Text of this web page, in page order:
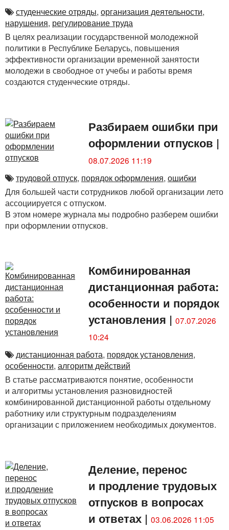
студенческие отряды, организация деятельности,
нарушения, регулирование труда
В целях реализации государственной молодежной
политики в Республике Беларусь, повышения
эффективности организации временной занятости
молодежи в свободное от учебы и работы время
создаются студенческие отряды.
Разбираем ошибки при
оформлении отпусков |
08.07.2026 11:19
трудовой отпуск, порядок оформления, ошибки
Для большей части сотрудников любой организации лето
ассоциируется с отпуском.
В этом номере журнала мы подробно разберем ошибки
при оформлении отпусков.
Комбинированная
дистанционная работа:
особенности и порядок
установления | 07.07.2026
10:24
дистанционная работа, порядок установления,
особенности, алгоритм действий
В статье рассматриваются понятие, особенности
и алгоритмы установления разновидностей
комбинированной дистанционной работы отдельному
работнику или структурным подразделениям
организации с приложением необходимых документов.
Деление, перенос
и продление трудовых
отпусков в вопросах
и ответах| 03.06.2026 11:05